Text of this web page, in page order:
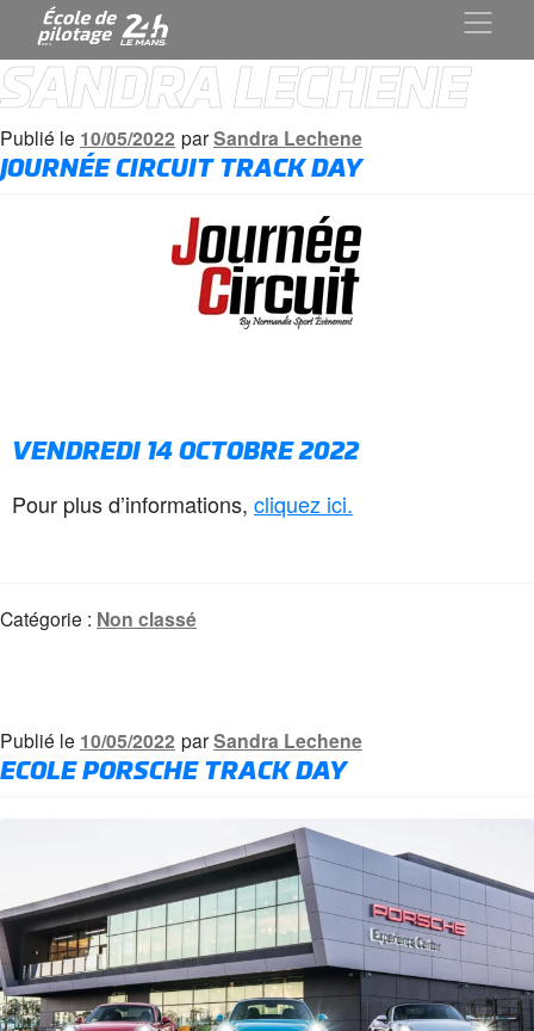
SANDRA LECHENE
Publié le 10/05/2022 parSandra Lechene
JOURNÉE CIRCUIT TRACK DAY
VENDREDI 14 OCTOBRE 2022
Pour plus d’informations, cliquez ici.
Catégorie : Non classé
Publié le 10/05/2022 parSandra Lechene
ECOLE PORSCHE TRACK DAY